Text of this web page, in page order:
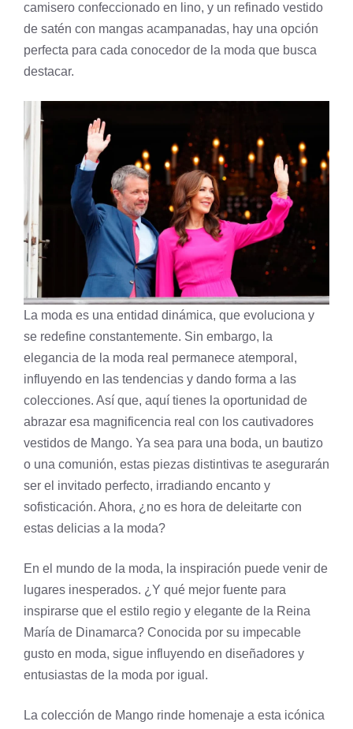
camisero confeccionado en lino, y un refinado vestido
de satén con mangas acampanadas, hay una opción
perfecta para cada conocedor de la moda que busca
destacar.
La moda es una entidad dinámica, que evoluciona y
se redefine constantemente. Sin embargo, la
elegancia de la moda real permanece atemporal,
influyendo en las tendencias y dando forma a las
colecciones. Así que, aquí tienes la oportunidad de
abrazar esa magnificencia real con los cautivadores
vestidos de Mango. Ya sea para una boda, un bautizo
o una comunión, estas piezas distintivas te asegurarán
ser el invitado perfecto, irradiando encanto y
sofisticación. Ahora, ¿no es hora de deleitarte con
estas delicias a la moda?
En el mundo de la moda, la inspiración puede venir de
lugares inesperados. ¿Y qué mejor fuente para
inspirarse que el estilo regio y elegante de la Reina
María de Dinamarca? Conocida por su impecable
gusto en moda, sigue influyendo en diseñadores y
entusiastas de la moda por igual.
La colección de Mango rinde homenaje a esta icónica